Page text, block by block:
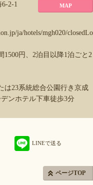
2-1 MAP
ja/hotels/mgh020/closedLo
1500円、2泊目以降1泊ごと2
は23系統総合公園行き京成
ンホテル下車徒歩3分
LINEで送る
ページTOP